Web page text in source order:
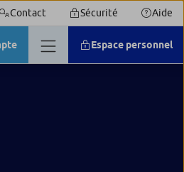
Contact Sécurité Aide
Espace personnel